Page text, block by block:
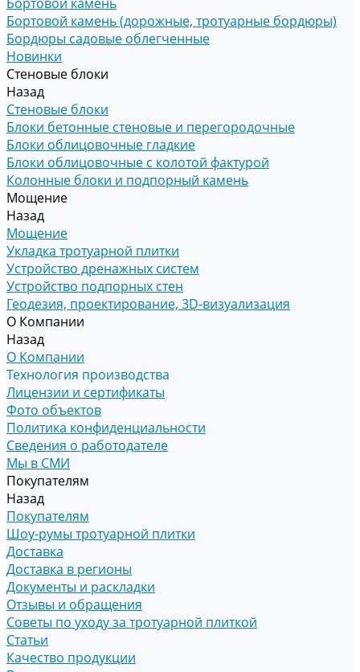
Бортовой камень (дорожные, тротуарные бордюры)
Бордюры садовые облегченные
Новинки
Стеновые блоки
Назад
Стеновые блоки
Блоки бетонные стеновые и перегородочные
Блоки облицовочные гладкие
Блоки облицовочные с колотой фактурой
Колонные блоки и подпорный камень
Мощение
Назад
Мощение
Укладка тротуарной плитки
Устройство дренажных систем
Устройство подпорных стен
Геодезия, проектирование, 3D-визуализация
О Компании
Назад
О Компании
Технология производства
Лицензии и сертификаты
Фото объектов
Политика конфиденциальности
Сведения о работодателе
Мы в СМИ
Покупателям
Назад
Покупателям
Шоу-румы тротуарной плитки
Доставка
Доставка в регионы
Документы и раскладки
Отзывы и обращения
Советы по уходу за тротуарной плиткой
Статьи
Качество продукции